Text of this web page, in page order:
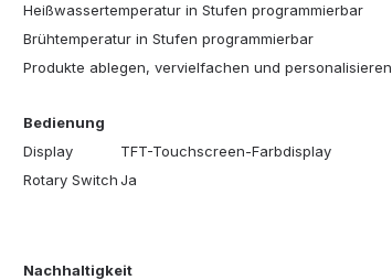
Heißwassertemperatur in Stufen programmierbar
Brühtemperatur in Stufen programmierbar
Produkte ablegen, vervielfachen und personalisieren
Bedienung
Display
TFT-Touchscreen-Farbdisplay
Rotary SwitchJa
Nachhaltigkeit